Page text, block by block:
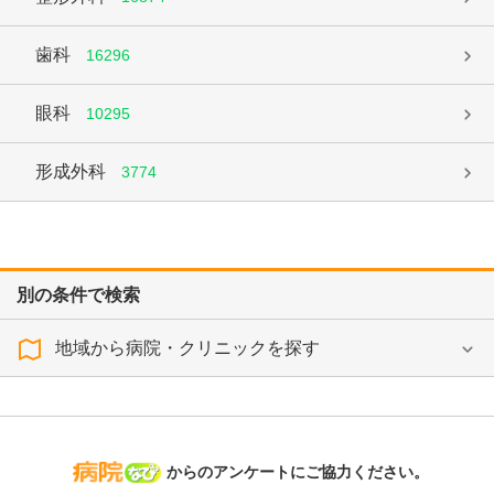
歯科 16296
眼科 10295
形成外科 3774
別の条件で検索
地域から病院・クリニックを探す
病院なび
からのアンケートにご協力ください。